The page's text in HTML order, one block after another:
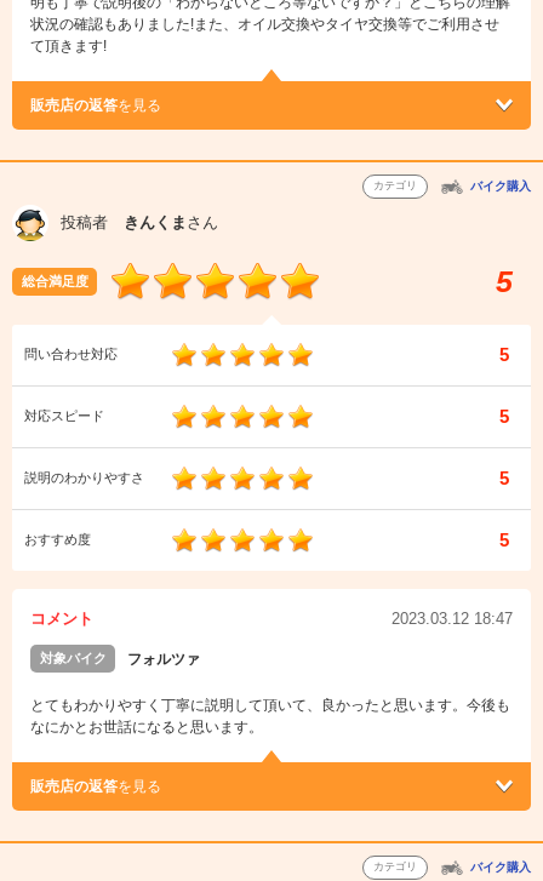
状況の確認もありました!また、オイル交換やタイヤ交換等でご利用させ
て頂きます!
販売店の返答を見る
カテゴリ バイク購入
投稿者 きんくま さん
総合満足度 5
問い合わせ対応 5
対応スピード 5
説明のわかりやすさ 5
おすすめ度 5
コメント 2023.03.12 18:47
対象バイク フォルツァ
とてもわかりやすく丁寧に説明して頂いて、良かったと思います。今後も
なにかとお世話になると思います。
販売店の返答を見る
カテゴリ バイク購入